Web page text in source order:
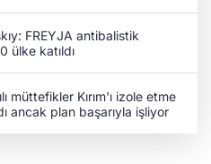
FREYJA antibalistik
ülke katıldı
müttefikler Kırım'ı izole etme
ancak plan başarıyla işliyor